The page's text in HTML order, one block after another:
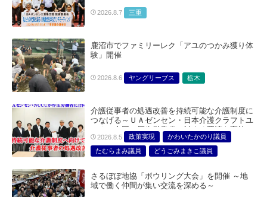
2026.8.7 三重
鹿沼市でファミリーレク「アユのつかみ獲り体
験」開催
2026.8.6 ヤングリーブス 栃木
介護従事者の処遇改善を持続可能な介護制度に
つなげる～ＵＡゼンセン・日本介護クラフトユ
ニオン合同で厚生労働省に対する要請を実施～
2026.8.5 政策実現
かわいたかのり議員
たむらまみ議員
どうごみまきこ議員
さるぼぼ地協「ボウリング大会」を開催 ～地
域で働く仲間が集い交流を深める～